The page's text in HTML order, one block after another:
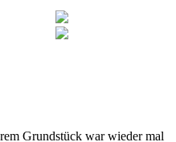
Grundstück war wieder mal